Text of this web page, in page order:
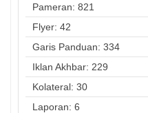
Pameran: 821
Flyer: 42
Garis Panduan: 334
Iklan Akhbar: 229
Kolateral: 30
Laporan: 6